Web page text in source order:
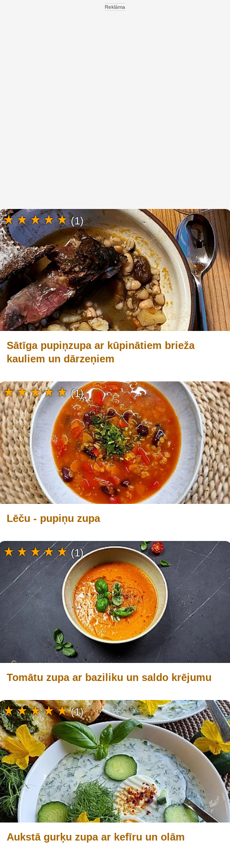
Reklāma
Sātīga pupiņzupa ar kūpinātiem brieža
kauliem un dārzeņiem
(1)
Lēču - pupiņu zupa
(1)
Tomātu zupa ar baziliku un saldo krējumu
(1)
Aukstā gurķu zupa ar kefīru un olām
(1)